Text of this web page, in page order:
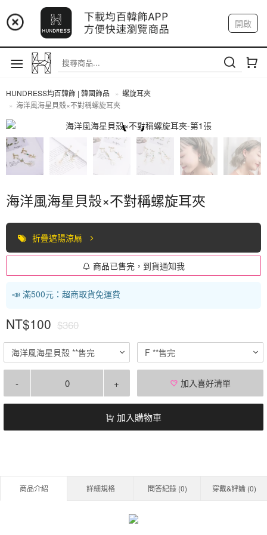
📢 市集預告：9/4-9/6 淡水捷運站
📢 市集預告：9/12-9/13 八里海巡基地
📢 市集預告：8/22-8/23 桃園青埔置地廣場
開啟
註冊 我的帳戶
HUNDRESS均百韓飾 | 韓國飾品
螺旋耳夾
海洋風海星貝殼×不對稱螺旋耳夾
海洋風海星貝殼×不對稱螺旋耳夾
折疊遮陽涼扇
商品已售完，到貨通知我
📣 滿500元：超商取貨免運費
NT$100 $360
海洋風海星貝殼 **售完 F **售完
- + 加入喜好清單
加入購物車
商品介紹 詳細規格 問答紀錄 (0) 穿戴&評論 (0)